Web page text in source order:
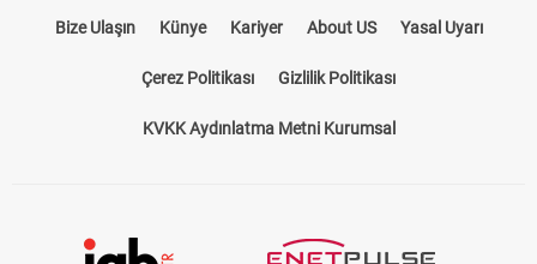
Bize Ulaşın Künye Kariyer About US Yasal Uyarı
Çerez Politikası Gizlilik Politikası
KVKK Aydınlatma Metni Kurumsal